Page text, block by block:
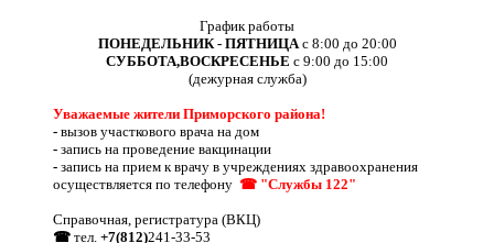
График работы
ПОНЕДЕЛЬНИК - ПЯТНИЦА с 8:00 до 20:00
СУББОТА,ВОСКРЕСЕНЬЕ с 9:00 до 15:00
(дежурная служба)
Уважаемые жители Приморского района!
- вызов участкового врача на дом
- запись на проведение вакцинации
- запись на прием к врачу в учреждениях здравоохранения
осуществляется по телефону ☎ "Службы 122"
Справочная, регистратура (ВКЦ)
☎ тел. +7(812)241-33-53